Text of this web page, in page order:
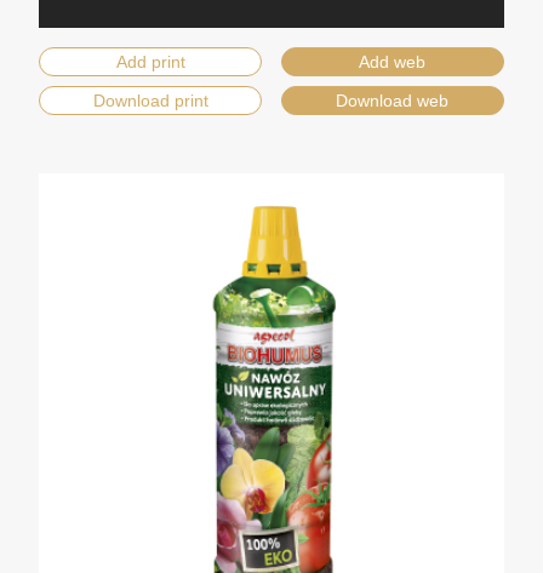
Add print
Add web
Download print
Download web